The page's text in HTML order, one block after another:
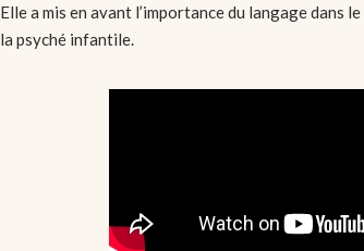
Elle a mis en avant l’importance du langage dans
la psyché infantile.